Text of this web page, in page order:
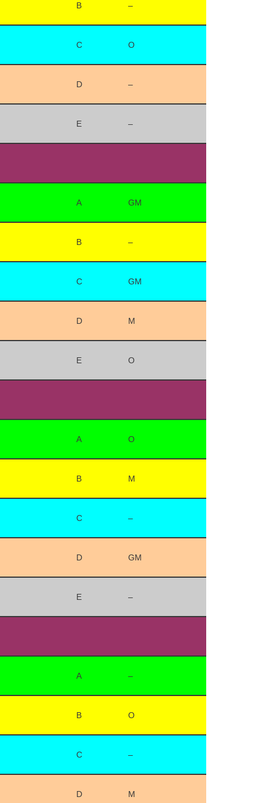
B –
C O
D –
E –
A GM
B –
C GM
D M
E O
A O
B M
C –
D GM
E –
A –
B O
C –
D M